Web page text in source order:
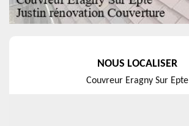
NOUS LOCALISER
Couvreur Eragny Sur Epte